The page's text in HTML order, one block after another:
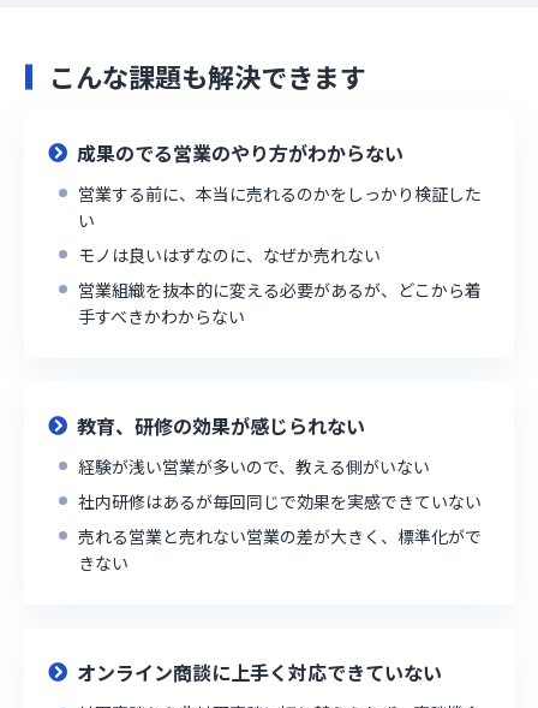
こんな課題も解決できます
成果のでる営業のやり方がわからない
営業する前に、本当に売れるのかをしっかり検証した
い
モノは良いはずなのに、なぜか売れない
営業組織を抜本的に変える必要があるが、どこから着
手すべきかわからない
教育、研修の効果が感じられない
経験が浅い営業が多いので、教える側がいない
社内研修はあるが毎回同じで効果を実感できていない
売れる営業と売れない営業の差が大きく、標準化がで
きない
オンライン商談に上手く対応できていない